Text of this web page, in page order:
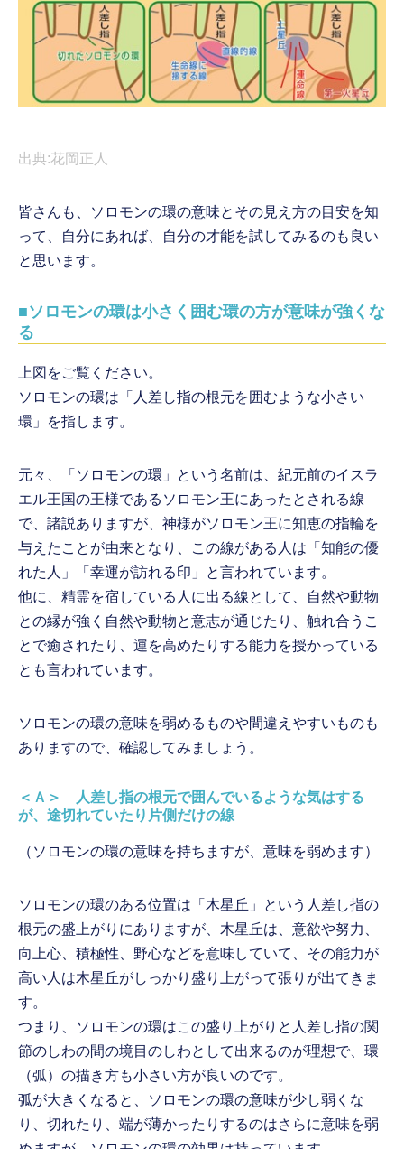
出典:花岡正人
皆さんも、ソロモンの環の意味とその見え方の目安を知
って、自分にあれば、自分の才能を試してみるのも良い
と思います。
■ソロモンの環は小さく囲む環の方が意味が強くな
る
上図をご覧ください。
ソロモンの環は「人差し指の根元を囲むような小さい
環」を指します。
元々、「ソロモンの環」という名前は、紀元前のイスラ
エル王国の王様であるソロモン王にあったとされる線
で、諸説ありますが、神様がソロモン王に知恵の指輪を
与えたことが由来となり、この線がある人は「知能の優
れた人」「幸運が訪れる印」と言われています。
他に、精霊を宿している人に出る線として、自然や動物
との縁が強く自然や動物と意志が通じたり、触れ合うこ
とで癒されたり、運を高めたりする能力を授かっている
とも言われています。
ソロモンの環の意味を弱めるものや間違えやすいものも
ありますので、確認してみましょう。
＜Ａ＞ 人差し指の根元で囲んでいるような気はする
が、途切れていたり片側だけの線
（ソロモンの環の意味を持ちますが、意味を弱めます）
ソロモンの環のある位置は「木星丘」という人差し指の
根元の盛上がりにありますが、木星丘は、意欲や努力、
向上心、積極性、野心などを意味していて、その能力が
高い人は木星丘がしっかり盛り上がって張りが出てきま
す。
つまり、ソロモンの環はこの盛り上がりと人差し指の関
節のしわの間の境目のしわとして出来るのが理想で、環
（弧）の描き方も小さい方が良いのです。
弧が大きくなると、ソロモンの環の意味が少し弱くな
り、切れたり、端が薄かったりするのはさらに意味を弱